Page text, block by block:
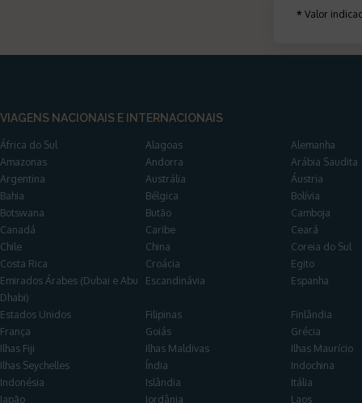
* Valor
VIAGENS NACIONAIS E INTERNACIONAIS
África do Sul Alagoas
Alemanha
Amazonas
Andorra
Arábia Saudita
Argentina
Austrália
Áustria
Bahia
Bélgica
Bolívia
Botswana
Butão
Camboja
Canadá
Caribe
Ceará
Chile
China
Coreia do Sul
Costa Rica
Croácia
Egito
Emirados Árabes (Dubai e Abu
Dhabi)
Escandinávia Espanha
Estados Unidos Filipinas
Finlândia
França
Goiás
Grécia
Ilhas Fiji
Ilhas Maldivas
Ilhas Maurício
Ilhas Seychelles
Índia
Indochina
Indonésia
Islândia
Itália
Japão
Jordânia Laos